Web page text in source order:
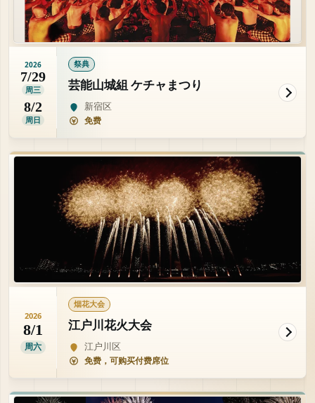
2026
7/29
周三
8/2
周日
祭典
芸能山城組 ケチャまつり
新宿区
免费
2026
8/1
周六
烟花大会
江户川花火大会
江户川区
免费，可购买付费席位